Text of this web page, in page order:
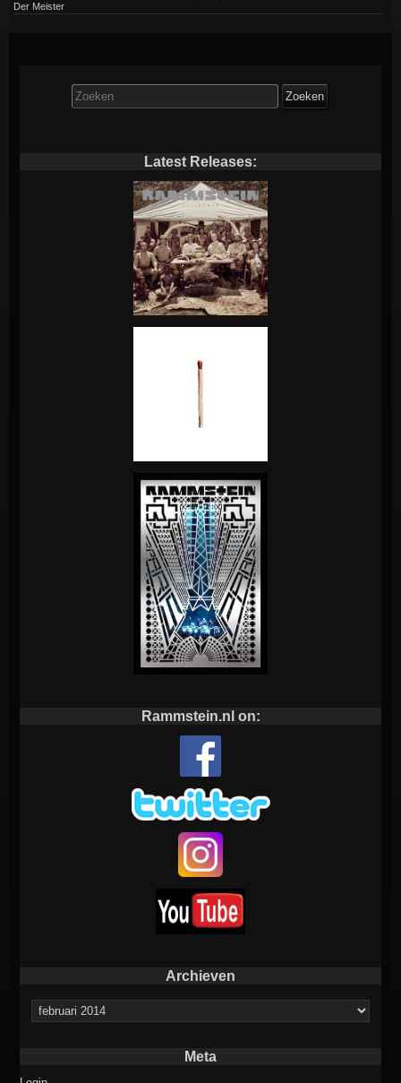
Der Meister
Zoek
naar:
Latest Releases:
Rammstein.nl on:
Archieven
Archieven
Meta